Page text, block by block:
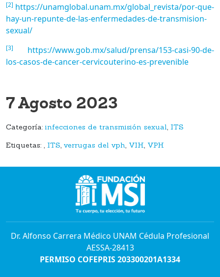
[2] https://unamglobal.unam.mx/global_revista/por-que-
hay-un-repunte-de-las-enfermedades-de-transmision-
sexual/
[3]
https://www.gob.mx/salud/prensa/153-casi-90-de-
los-casos-de-cancer-cervicouterino-es-prevenible
7 Agosto 2023
Categoría:infecciones de transmisión sexual, ITS
Etiquetas: , ITS, verrugas del vph, VIH, VPH
Dr. Alfonso Carrera Médico UNAM Cédula Profesional
AESSA-28413
PERMISO COFEPRIS 203300201A1334